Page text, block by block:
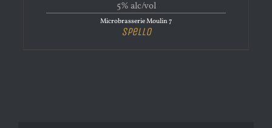
5% alc/vol
Microbrasserie Moulin 7
Spello